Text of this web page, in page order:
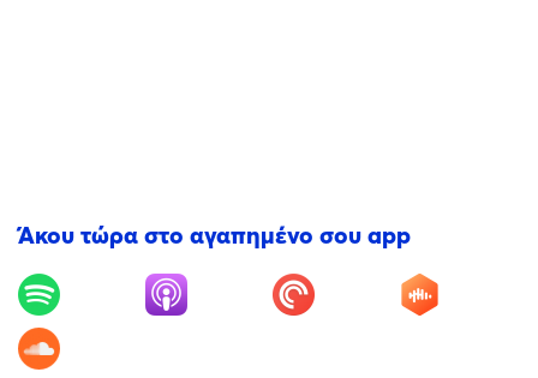
Άκου τώρα στο αγαπημένο σου app